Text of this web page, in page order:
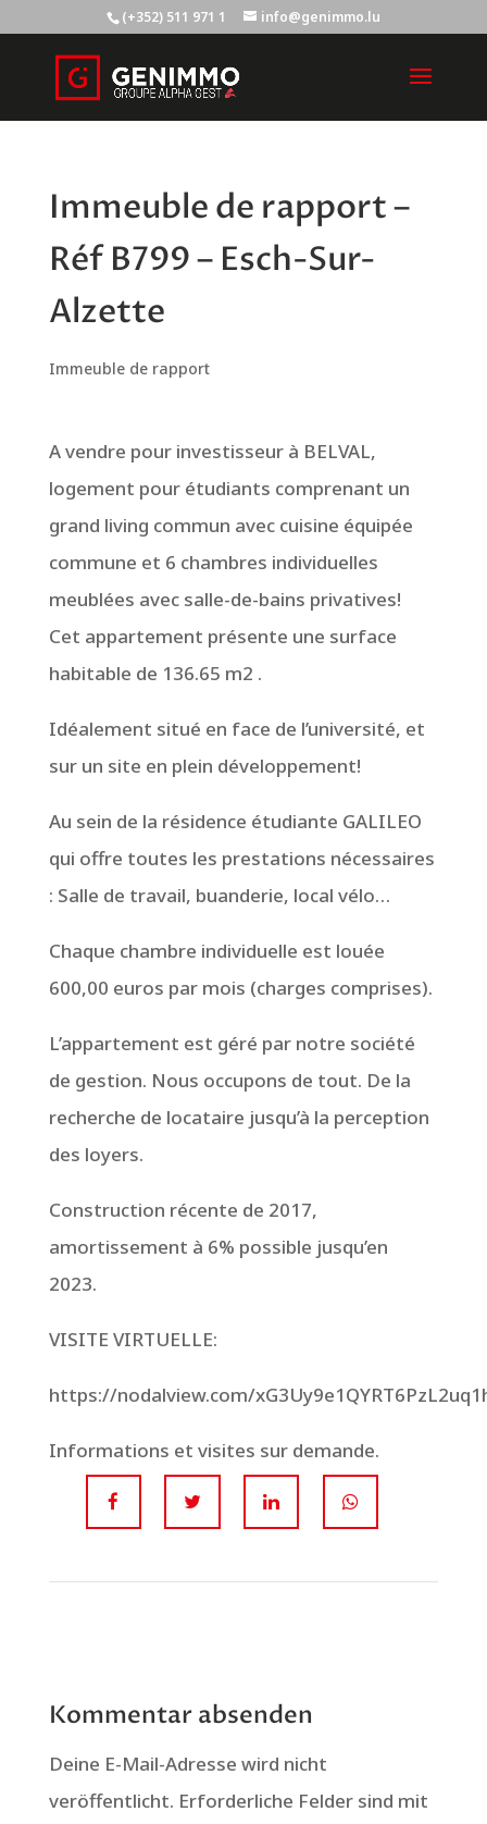
(+352) 511 971 1 info@genimmo.lu
Immeuble de rapport –
Réf B799 – Esch-Sur-
Alzette
Immeuble de rapport
A vendre pour investisseur à BELVAL,
logement pour étudiants comprenant un
grand living commun avec cuisine équipée
commune et 6 chambres individuelles
meublées avec salle-de-bains privatives!
Cet appartement présente une surface
habitable de 136.65 m2 .
Idéalement situé en face de l’université, et
sur un site en plein développement!
Au sein de la résidence étudiante GALILEO
qui offre toutes les prestations nécessaires
: Salle de travail, buanderie, local vélo…
Chaque chambre individuelle est louée
600,00 euros par mois (charges comprises).
L’appartement est géré par notre société
de gestion. Nous occupons de tout. De la
recherche de locataire jusqu’à la perception
des loyers.
Construction récente de 2017,
amortissement à 6% possible jusqu’en
2023.
VISITE VIRTUELLE:
https://nodalview.com/
Informations et visites sur demande.
Kommentar absenden
Deine E-Mail-Adresse wird nicht
veröffentlicht. Erforderliche Felder sind mit